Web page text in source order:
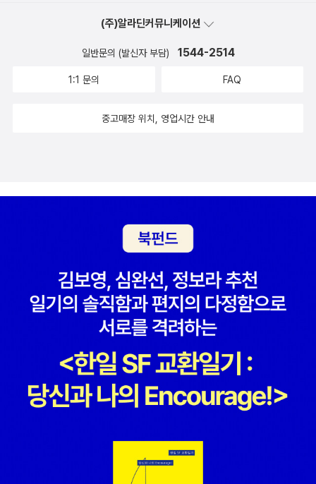
고 또 핥았던 기억. 이 몸에 남은 그리움이, 아이의 뒷모습을
설 #한국소설 #호러소설 #소설추천 #소설리뷰 #책추천 #
책리뷰 #베스트셀러 #북스타그램 #책스타그램 #장르소설
(주)알라딘커뮤니케이션
일반문의 (발신자 부담) 1544-2514
1:1 문의 FAQ
중고매장 위치, 영업시간 안내